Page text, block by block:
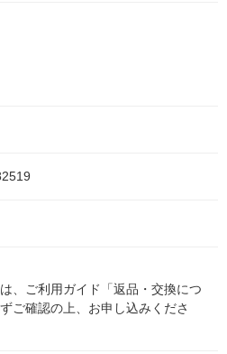
、ご利用ガイド「返品・交換につ
ご確認の上、お申し込みくださ